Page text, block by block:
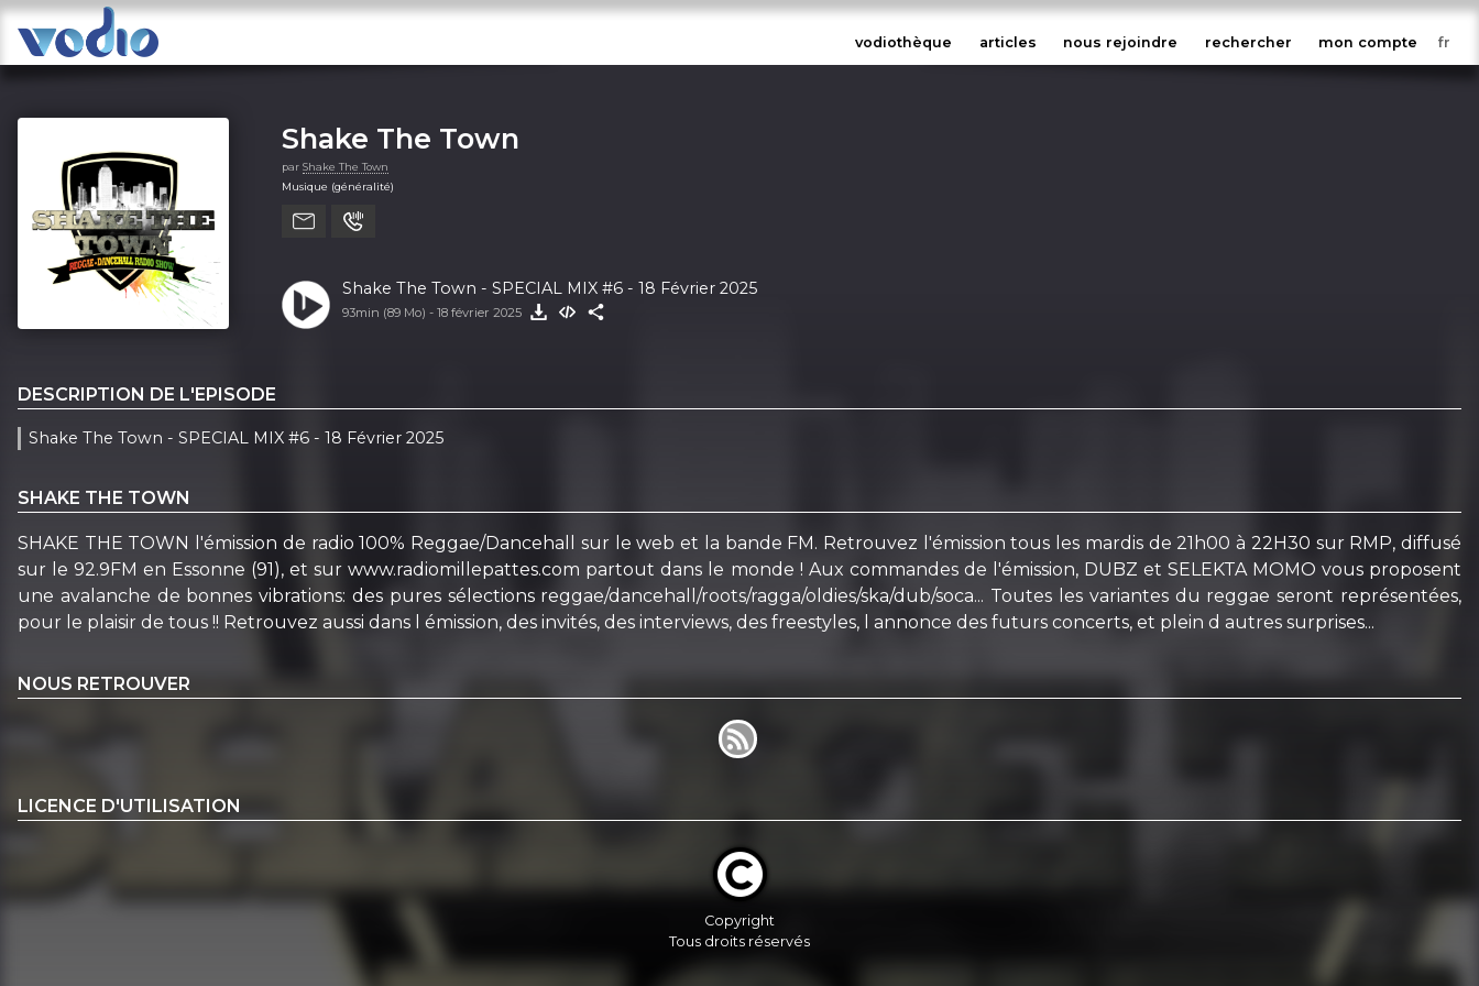
vodiothèque articles nous rejoindre rechercher mon compte
Shake The Town
par Shake The Town
Musique (généralité)
Shake The Town - SPECIAL MIX #6 - 18 Février 2025
93min (89 Mo) - 18 février 2025
DESCRIPTION DE L'EPISODE
Shake The Town - SPECIAL MIX #6 - 18 Février 2025
SHAKE THE TOWN
SHAKE THE TOWN l'émission de radio 100% Reggae/Dancehall sur le web et la bande FM. Retrouvez l'émission tous les mardis de 21h00 à 22H30 sur RMP, diffusé
sur le 92.9FM en Essonne (91), et sur www.radiomillepattes.com partout dans le monde ! Aux commandes de l'émission, DUBZ et SELEKTA MOMO vous proposent
une avalanche de bonnes vibrations: des pures sélections reggae/dancehall/roots/ragga/oldies/ska/dub/soca... Toutes les variantes du reggae seront représentées,
pour le plaisir de tous !! Retrouvez aussi dans l émission, des invités, des interviews, des freestyles, l annonce des futurs concerts, et plein d autres surprises...
NOUS RETROUVER
LICENCE D'UTILISATION
Copyright
Tous droits réservés